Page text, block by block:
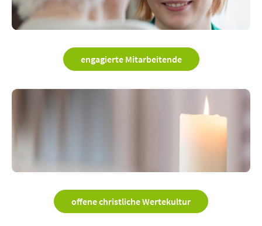
engagierte Mitarbeitende
offene christliche Wertekultur